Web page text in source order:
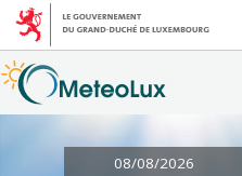
08/08/2026